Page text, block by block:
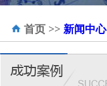
首页 >> 新闻中心